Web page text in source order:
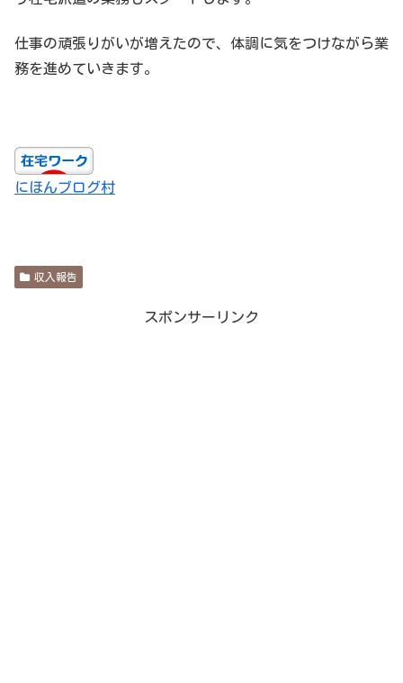
仕事の頑張りがいが増えたので、体調に気をつけながら業
務を進めていきます。
にほんブログ村
収入報告
スポンサーリンク